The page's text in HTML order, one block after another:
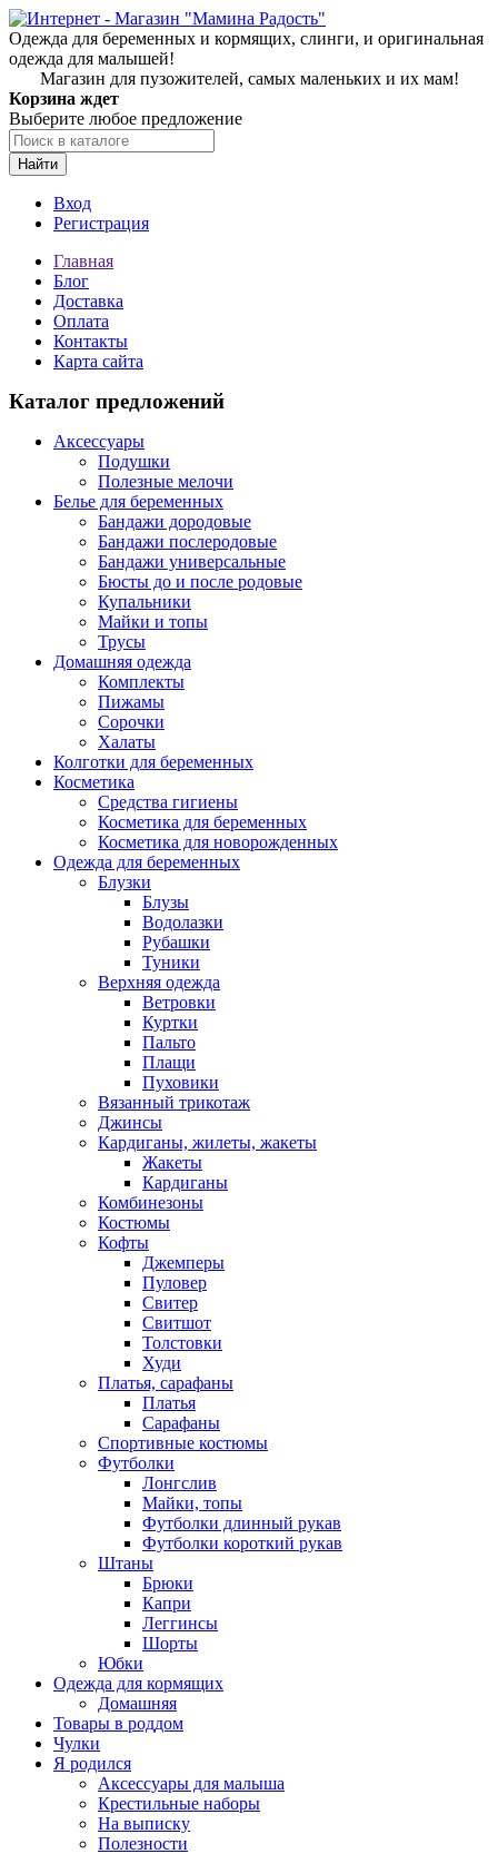
Одежда для беременных и кормящих, слинги, и оригинальная
одежда для малышей!
Магазин для пузожителей, самых маленьких и их мам!
Корзина ждет
Выберите любое предложение
Найти
Вход
Регистрация
Главная
Блог
Доставка
Оплата
Контакты
Карта сайта
Каталог предложений
Аксессуары
Подушки
Полезные мелочи
Белье для беременных
Бандажи дородовые
Бандажи послеродовые
Бандажи универсальные
Бюсты до и после родовые
Купальники
Майки и топы
Трусы
Домашняя одежда
Комплекты
Пижамы
Сорочки
Халаты
Колготки для беременных
Косметика
Cредства гигиены
Косметика для беременных
Косметика для новорожденных
Одежда для беременных
Блузки
Блузы
Водолазки
Рубашки
Туники
Верхняя одежда
Ветровки
Куртки
Пальто
Плащи
Пуховики
Вязанный трикотаж
Джинсы
Кардиганы, жилеты, жакеты
Жакеты
Кардиганы
Комбинезоны
Костюмы
Кофты
Джемперы
Пуловер
Свитер
Свитшот
Толстовки
Худи
Платья, сарафаны
Платья
Сарафаны
Спортивные костюмы
Футболки
Лонгслив
Майки, топы
Футболки длинный рукав
Футболки короткий рукав
Штаны
Брюки
Капри
Леггинсы
Шорты
Юбки
Одежда для кормящих
Домашняя
Товары в роддом
Чулки
Я родился
Аксессуары для малыша
Крестильные наборы
На выписку
Полезности